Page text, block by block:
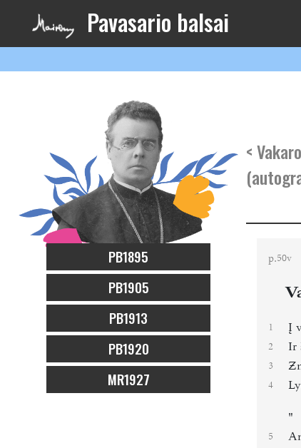
Pavasario balsai
PB1895
PB1905
PB1913
PB1920
MR1927
<
p.50v
1 Į
2 Ir
3
4
"
5